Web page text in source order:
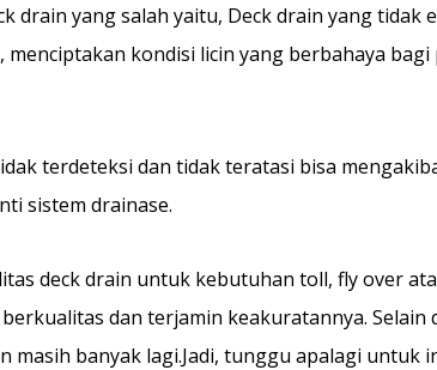
drain yang salah yaitu, Deck drain yang
kondisi licin yang berbahaya
terdeteksi dan tidak teratasi bisa
sistem drainase.
deck drain untuk kebutuhan toll, fly over
dan terjamin keakuratannya. Selain
banyak lagi.Jadi, tunggu apalagi untuk